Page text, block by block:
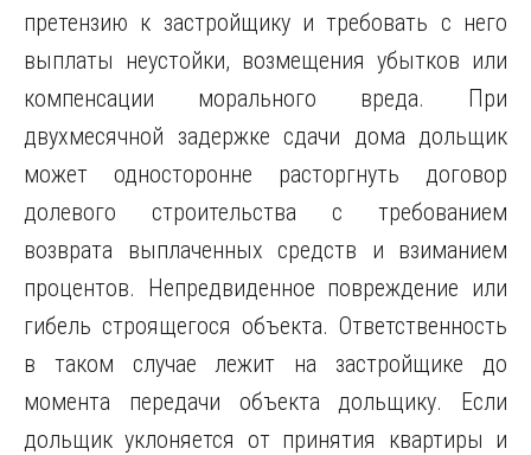
претензию к застройщику и требовать с него
выплаты неустойки, возмещения убытков или
компенсации морального вреда. При
двухмесячной задержке сдачи дома дольщик
может односторонне расторгнуть договор
долевого строительства с требованием
возврата выплаченных средств и взиманием
процентов. Непредвиденное повреждение или
гибель строящегося объекта. Ответственность
в таком случае лежит на застройщике до
момента передачи объекта дольщику. Если
дольщик уклоняется от принятия квартиры и